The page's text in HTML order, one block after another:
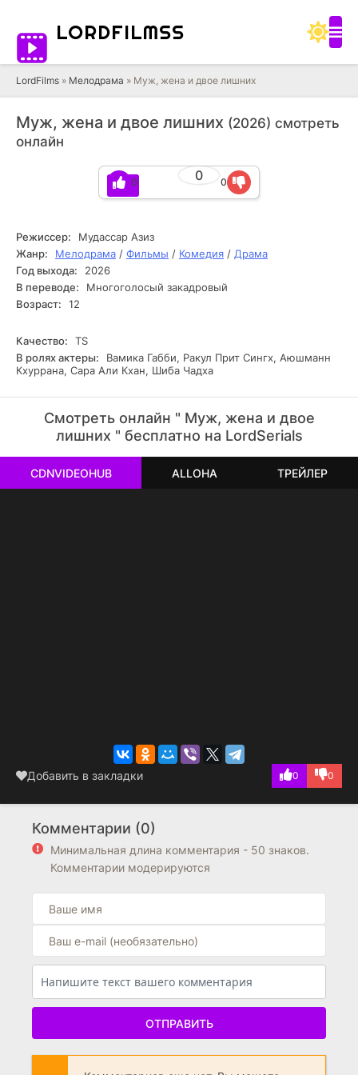
LORDFILMSS
LordFilms » Мелодрама » Муж, жена и двое лишних
Муж, жена и двое лишних (2026) смотреть
онлайн
TS
0
0 0
Режиссер:
Мудассар Азиз
Жанр:
Мелодрама / Фильмы / Комедия / Драма
Год выхода:
2026
В переводе:
Многоголосый закадровый
Возраст:
12
Качество:
TS
В ролях актеры:
Вамика Габби, Ракул Прит Сингх, Аюшманн
Кхуррана, Сара Али Кхан, Шиба Чадха
Смотреть онлайн " Муж, жена и двое
лишних " бесплатно на LordSerials
РЕКЛАМА
РЕКЛАМА
РЕКЛАМА
РЕКЛАМА
РЕКЛАМА
CDNVIDEOHUB ALLOHA ТРЕЙЛЕР
Добавить в закладки 0 0
Комментарии (0)
Минимальная длина комментария - 50 знаков.
Комментарии модерируются
ОТПРАВИТЬ